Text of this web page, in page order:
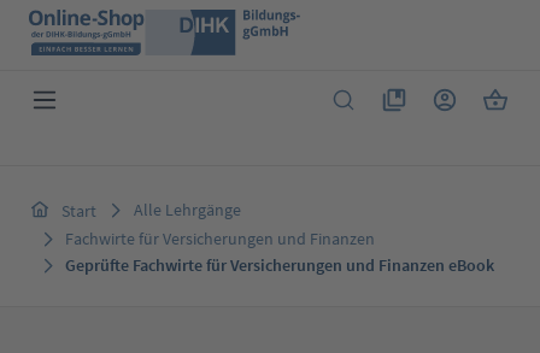
Zum Hauptinhalt springen
Du hast 0 Produkte
Start
Alle Lehrgänge
Fachwirte für Versicherungen und Finanzen
Geprüfte Fachwirte für Versicherungen und Finanzen eBook